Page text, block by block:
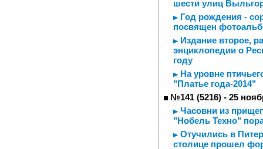
шести улиц
Год рождения -
посвящен
Издание второе,
энциклопедии о
году
На уровне
"Платье года-2014"
№141 (5216) - 25
Часовни из
"Нобель Техно"
Отучились в
столице прошел